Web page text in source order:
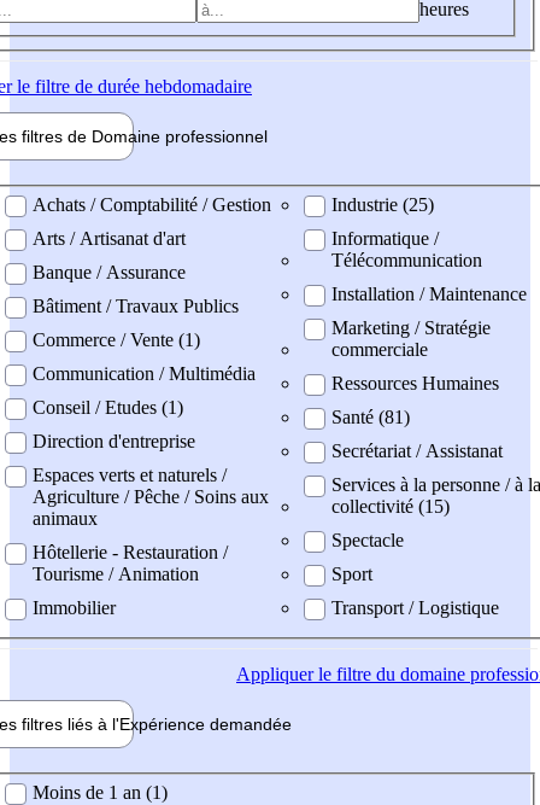
heures
le filtre de durée hebdomadaire
filtres de Domaine professionnel
professionel
Achats / Comptabilité / Gestion
Arts / Artisanat d'art
Banque / Assurance
Bâtiment / Travaux Publics
Commerce / Vente (1)
Communication / Multimédia
Conseil / Etudes (1)
Direction d'entreprise
Espaces verts et naturels /
Agriculture / Pêche / Soins aux
animaux
Hôtellerie - Restauration /
Tourisme / Animation
Immobilier
Industrie (25)
Informatique /
Télécommunication
Installation / Maintenance
Marketing / Stratégie
commerciale
Ressources Humaines
Santé (81)
Secrétariat / Assistanat
Services à la personne / à la
collectivité (15)
Spectacle
Sport
Transport / Logistique
Appliquerle filtre du domaine
filtres liés à l'Expérience demandée
demandée
Moins de 1 an (1)